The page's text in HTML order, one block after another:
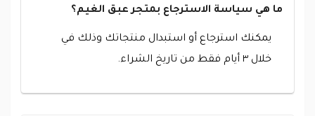
ما هي سياسة الاسترجاع بمتجر عبق الغيم؟
يمكنك استرجاع أو استبدال منتجاتك وذلك في
خلال ٣ أيام فقط من تاريخ الشراء.